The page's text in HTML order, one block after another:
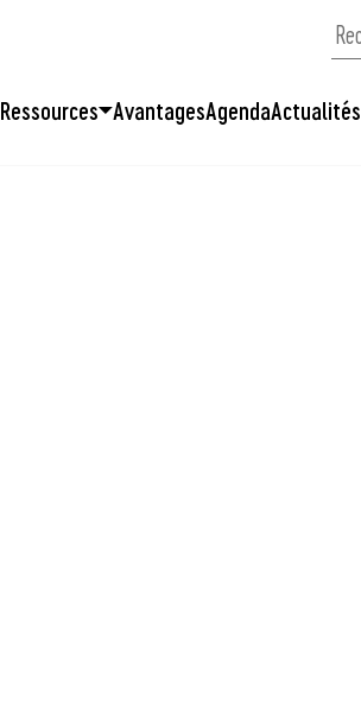
Ressources AvantagesAgendaActualités